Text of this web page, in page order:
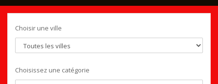
Choisir une ville
Choisissez une catégorie